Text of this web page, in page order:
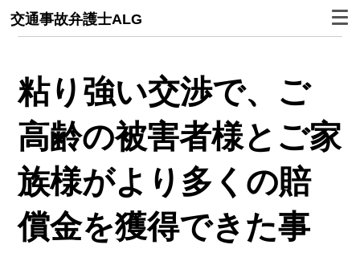
交通事故弁護士ALG
粘り強い交渉で、ご
高齢の被害者様とご家
族様がより多くの賠
償金を獲得できた事